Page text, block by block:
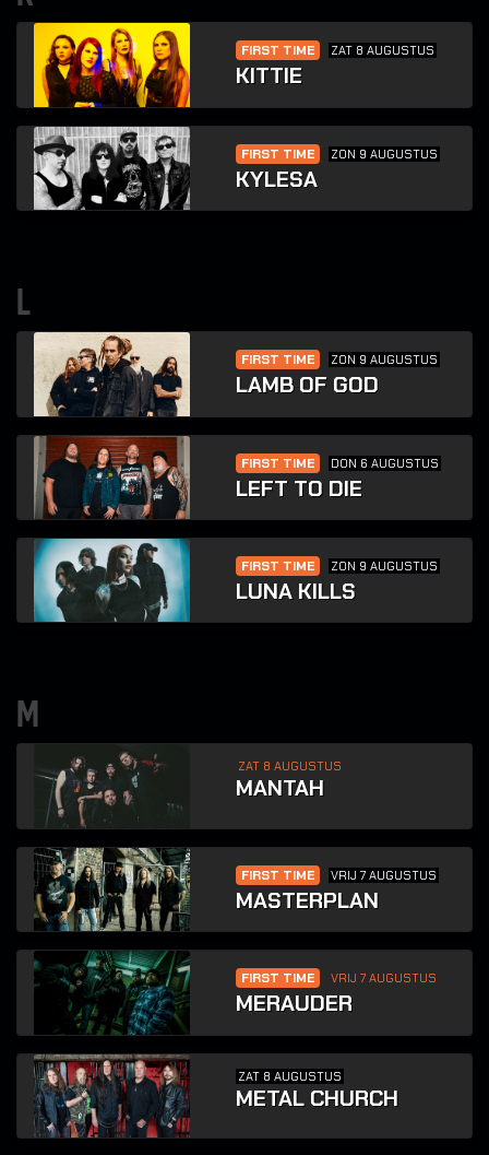
FIRST TIME ZAT 8 AUGUSTUS
KITTIE
FIRST TIME ZON 9 AUGUSTUS
KYLESA
l
FIRST TIME ZON 9 AUGUSTUS
LAMB OF GOD
FIRST TIME DON 6 AUGUSTUS
LEFT TO DIE
FIRST TIME ZON 9 AUGUSTUS
LUNA KILLS
m
ZAT 8 AUGUSTUS
MANTAH
FIRST TIME VRIJ 7 AUGUSTUS
MASTERPLAN
FIRST TIME VRIJ 7 AUGUSTUS
MERAUDER
ZAT 8 AUGUSTUS
METAL CHURCH